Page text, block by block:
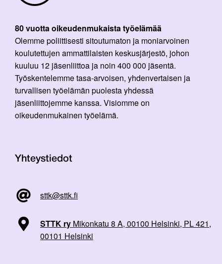
80 vuotta oikeudenmukaista työelämää
Olemme poliittisesti sitoutumaton ja moniarvoinen
koulutettujen ammattilaisten keskusjärjestö, johon
kuuluu 12 jäsenliittoa ja noin 400 000 jäsentä.
Työskentelemme tasa-arvoisen, yhdenvertaisen ja
turvallisen työelämän puolesta yhdessä
jäsenliittojemme kanssa. Visiomme on
oikeudenmukainen työelämä.
Yhteystiedot
sttk@sttk.fi
STTK ry Mikonkatu 8 A, 00100 Helsinki, PL 421,
00101 Helsinki